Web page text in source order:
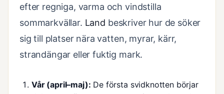
efter regniga, varma och vindstilla
sommarkvällar. Land beskriver hur de söker
sig till platser nära vatten, myrar, kärr,
strandängar eller fuktig mark.
Vår (april–maj): De första svidknotten börjar